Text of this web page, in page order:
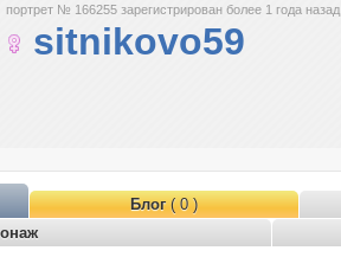
портрет № 166255 зарегистрирован более 1 года назад
sitnikovo59
Блог( 0 )